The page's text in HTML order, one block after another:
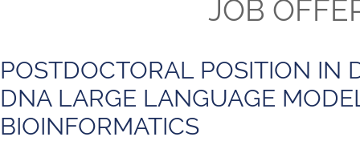
JOB
POSTDOCTORAL POSITION IN
DNA LARGE LANGUAGE
BIOINFORMATICS